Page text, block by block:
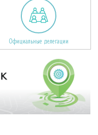
Официальные делегации